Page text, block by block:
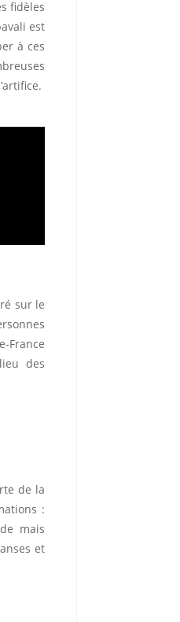
fidèles
est
à ces
sur le
France
des
de la
:
mais
et